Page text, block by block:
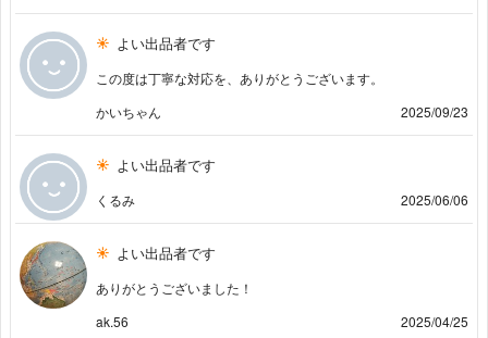
よい出品者です
この度は丁寧な対応を、ありがとうございます。
かいちゃん
2025/09/23
よい出品者です
くるみ 2025/06/06
よい出品者です
ありがとうございました！
ak.56
2025/04/25